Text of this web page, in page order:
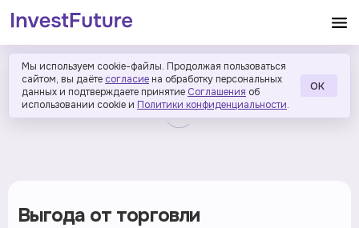
Мы используем cookie-файлы. Продолжая пользоваться
сайтом, вы даёте согласие на обработку персональных
данных и подтверждаете принятие Соглашения об
использовании cookie и Политики конфиденциальности.
ОК
Выгода от торговли